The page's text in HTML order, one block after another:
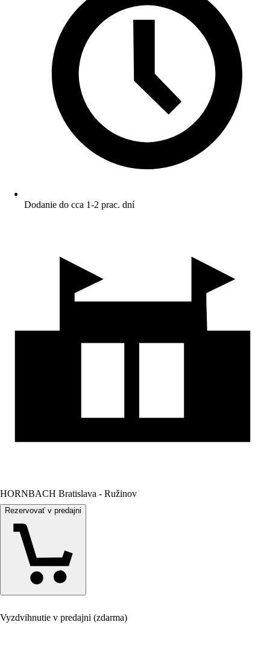
Dodanie do cca 1-2 prac. dní
HORNBACH Bratislava - Ružinov
Rezervovať v predajni
Vyzdvihnutie v predajni (zdarma)